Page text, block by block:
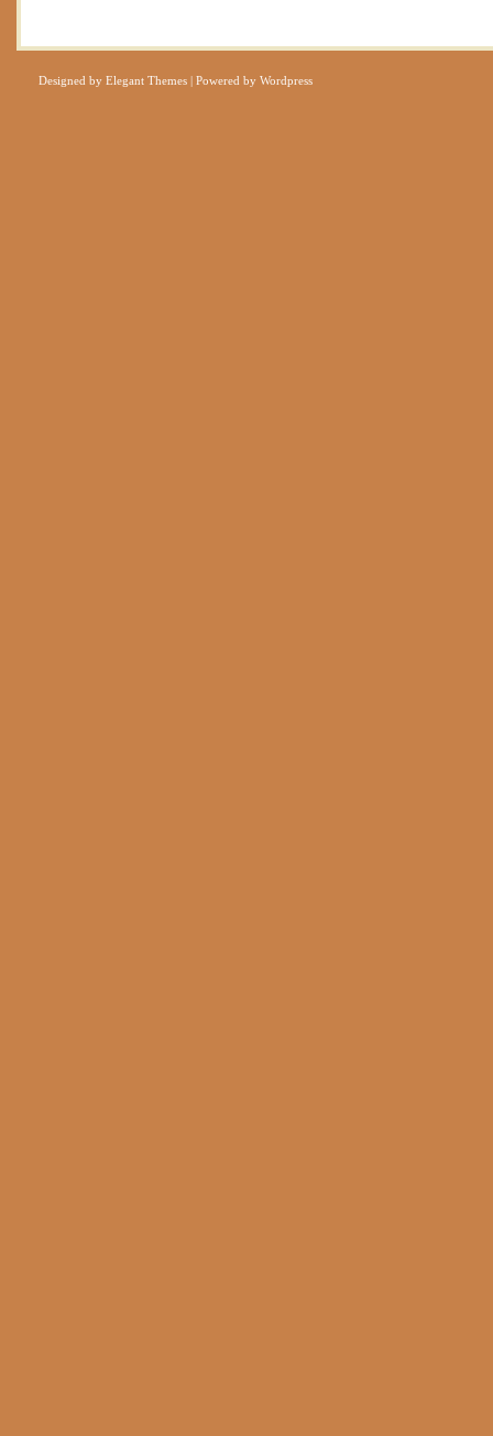
Designed by Elegant Themes | Powered by Wordpress